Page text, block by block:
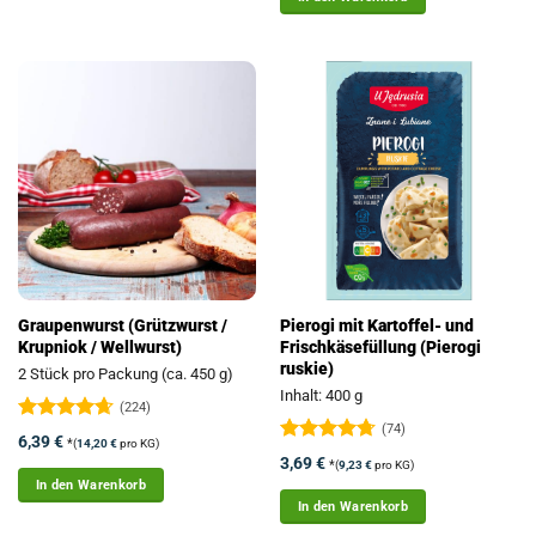
Angebote
Buchenweg 33-37
63073Offenbach
Verkaufszeiten
Mittwoch: 17:05 - 17:20 Uhr
Route
Rumpenheimer Str. 137-143
Graupenwurst (Grützwurst /
Krupniok / Wellwurst)
2 Stück pro Packung (ca. 450 g)
Bewertet
mit 4.63
von 5
(224)
6,39€ *(14,20€pro KG)
In den Warenkorb
Pierogi mit Kartoffel- und
Frischkäsefüllung (Pierogi
ruskie)
Inhalt: 400 g
Bewertet
mit 4.72
von 5
(74)
3,69€ *(9,23€pro KG)
In den Warenkorb